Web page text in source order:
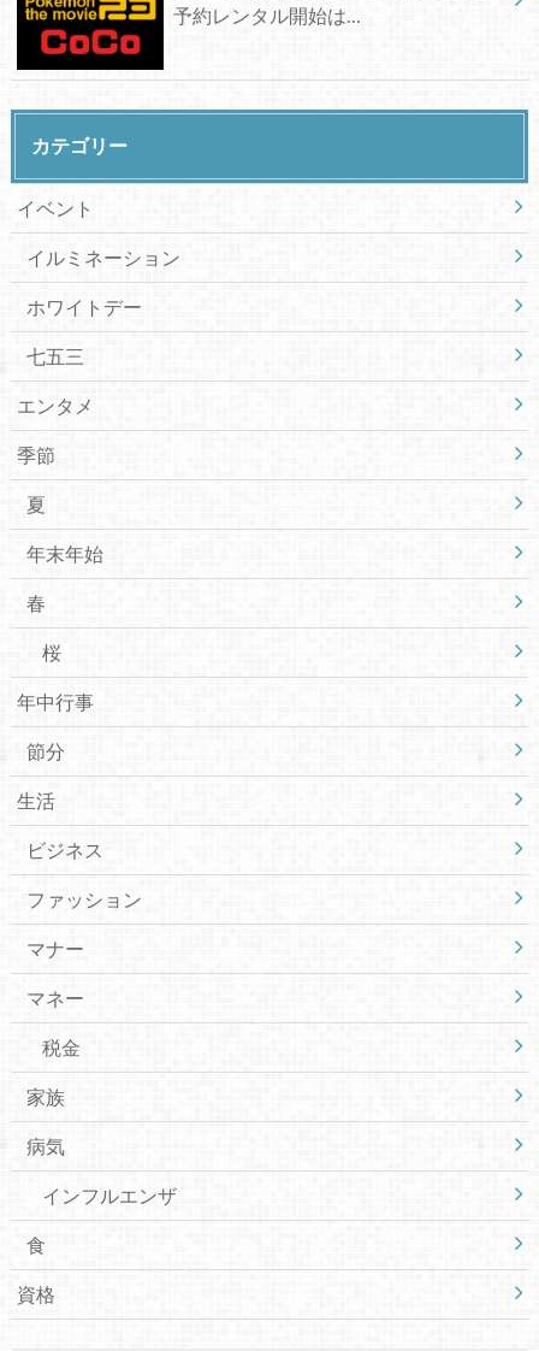
予約レンタル開始は…
カテゴリー
イベント
イルミネーション
ホワイトデー
七五三
エンタメ
季節
夏
年末年始
春
桜
年中行事
節分
生活
ビジネス
ファッション
マナー
マネー
税金
家族
病気
インフルエンザ
食
資格